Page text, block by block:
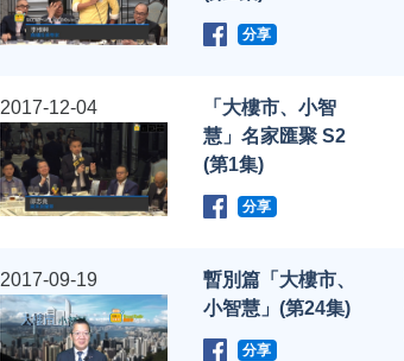
分享
2017-12-04
「大樓市、小智
慧」名家匯聚 S2
(第1集)
分享
2017-09-19
暫別篇「大樓市、
小智慧」(第24集)
分享